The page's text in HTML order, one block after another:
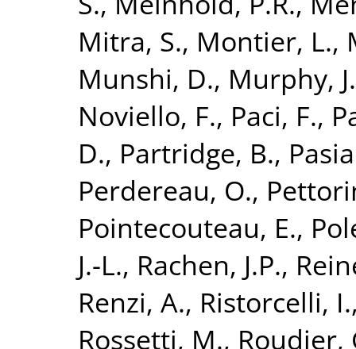
Mitra, S., Montier, L.,
Munshi, D., Murphy,
Noviello, F., Paci, F.,
D., Partridge, B.,
Perdereau, O.,
Pointecouteau, E.,
J.-L., Rachen, J.P.,
Renzi, A., Ristorcelli, I.
Rossetti, M., Roudier,